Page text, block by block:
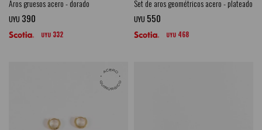
Aros gruesos acero - dorado
UYU 390
UYU 332
Set de aros geométricos acero - plateado
UYU 550
UYU 468